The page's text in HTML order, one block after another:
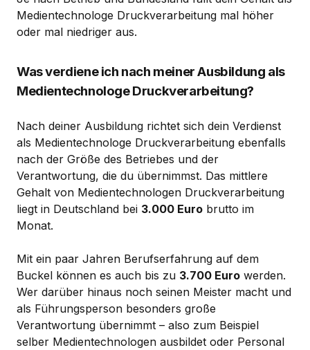
Medientechnologe Druckverarbeitung mal höher
oder mal niedriger aus.
Was verdiene ich nach meiner Ausbildung als
Medientechnologe Druckverarbeitung?
Nach deiner Ausbildung richtet sich dein Verdienst
als Medientechnologe Druckverarbeitung ebenfalls
nach der Größe des Betriebes und der
Verantwortung, die du übernimmst. Das mittlere
Gehalt von Medientechnologen Druckverarbeitung
liegt in Deutschland bei 3.000 Euro brutto im
Monat.
Mit ein paar Jahren Berufserfahrung auf dem
Buckel können es auch bis zu 3.700 Euro werden.
Wer darüber hinaus noch seinen Meister macht und
als Führungsperson besonders große
Verantwortung übernimmt – also zum Beispiel
selber Medientechnologen ausbildet oder Personal